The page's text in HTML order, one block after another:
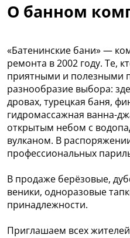
О банном
«Батенинские бани» —
ремонта в 2002 году. Те,
приятными и полезными
разнообразие выбора:
дровах, турецкая баня,
гидромассажная ванна-
открытым небом с
вулканом. В
профессиональных
В продаже берёзовые,
веники, одноразовые
принадлежности.
Приглашаем всех